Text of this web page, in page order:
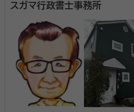
配や無料出張相談も可能であるな
スにこだわりを持っているそうです
の負担を軽減するために、京都市
おこなえることも特徴。
スガマ行政書士事務所